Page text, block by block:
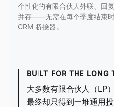
个性化的有限合伙人外联、回
并存——无需在每个季度结束
CRM 桥接器。
BUILT FOR THE LONG
大多数有限合伙人（LP
最终却只得到一堆通用